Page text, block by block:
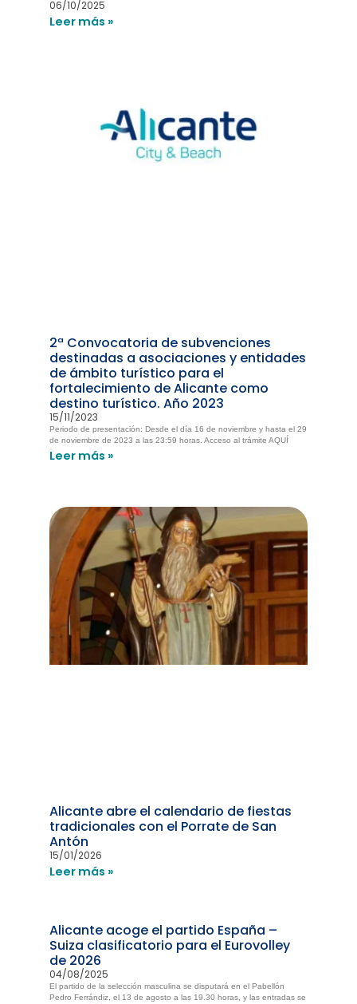
06/10/2025
Leer más »
2ª Convocatoria de subvenciones
destinadas a asociaciones y entidades
de ámbito turístico para el
fortalecimiento de Alicante como
destino turístico. Año 2023
15/11/2023
Periodo de presentación: Desde el día 16 de noviembre y hasta el 29
de noviembre de 2023 a las 23:59 horas. Acceso al trámite AQUÍ
Leer más »
Alicante abre el calendario de fiestas
tradicionales con el Porrate de San
Antón
15/01/2026
Leer más »
Alicante acoge el partido España –
Suiza clasificatorio para el Eurovolley
de 2026
04/08/2025
El partido de la selección masculina se disputará en el Pabellón
Pedro Ferrándiz, el 13 de agosto a las 19.30 horas, y las entradas se